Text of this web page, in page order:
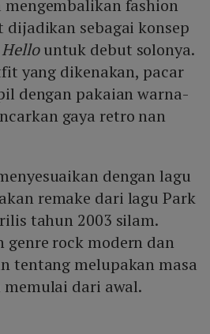
mengembalikan fashion
dijadikan sebagai konsep
untuk debut solonya.
yang dikenakan, pacar
dengan pakaian warna-
gaya retro nan
dengan lagu
remake dari lagu Park
tahun 2003 silam.
rock modern dan
tentang melupakan masa
dari awal.